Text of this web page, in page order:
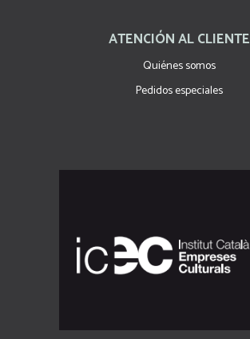
ATENCIÓN AL CLIENTE
Quiénes somos
Pedidos especiales